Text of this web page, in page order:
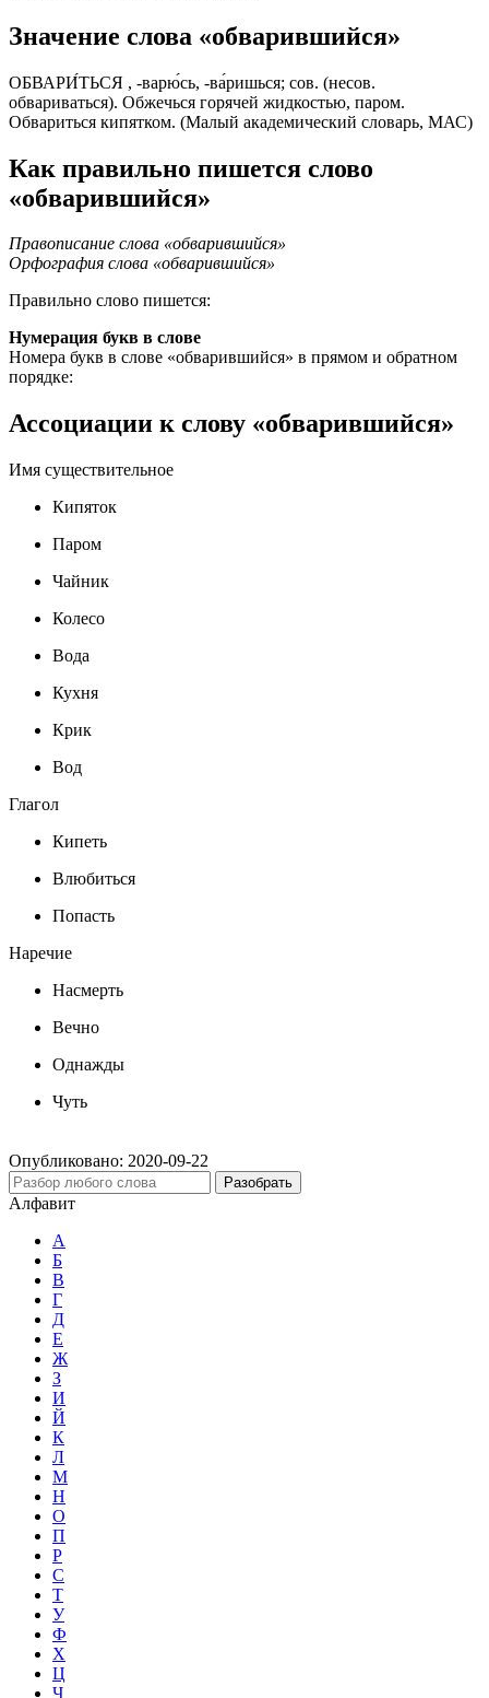
Значение слова «обварившийся»
ОБВАРИ́ТЬСЯ , -варю́сь, -ва́ришься; сов. (несов.
обвариваться). Обжечься горячей жидкостью, паром.
Обвариться кипятком. (Малый академический словарь, МАС)
Как правильно пишется слово
«обварившийся»
Правописание слова «обварившийся»
Орфография слова «обварившийся»
Правильно слово пишется:
Нумерация букв в слове
Номера букв в слове «обварившийся» в прямом и обратном
порядке:
Ассоциации к слову «обварившийся»
Имя существительное
Кипяток
Паром
Чайник
Колесо
Вода
Кухня
Крик
Вод
Глагол
Кипеть
Влюбиться
Попасть
Наречие
Насмерть
Вечно
Однажды
Чуть
Опубликовано: 2020-09-22
Разобрать
Алфавит
А
Б
В
Г
Д
Е
Ж
З
И
Й
К
Л
М
Н
О
П
Р
С
Т
У
Ф
Х
Ц
Ч